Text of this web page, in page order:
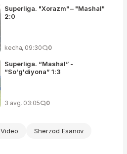
Superliga. "Xorazm" – "Mashal"
2:0
kecha, 09:30 0
Superliga. “Mashal” -
“So'g'diyona” 1:3
3 avg, 03:05 0
Video Sherzod Esanov